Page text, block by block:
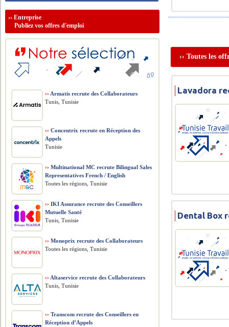
›› Toutes les
Lavadora
Dental Box
››Entreprise
Publiez vos offres d'emploi
›› Armatis recrute des Collaborateurs
Tunis, Tunisie
›› Concentrix recrute en Réception des
Appels
Tunisie
›› Multinational MC recrute Bilingual Sales
Representatives French / English
Toutes les régions, Tunisie
›› IKI Assurance recrute des Conseillers
Mutuelle Santé
Tunis, Tunisie
›› Monoprix recrute des Collaborateurs
Toutes les régions, Tunisie
›› Altaservice recrute des Collaborateurs
Tunis, Tunisie
›› Transcom recrute des Conseillers en
Réception d’Appels